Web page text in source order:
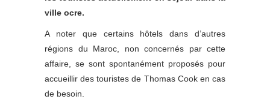
ville ocre.
A noter que certains hôtels dans d’autres
régions du Maroc, non concernés par cette
affaire, se sont spontanément proposés pour
accueillir des touristes de Thomas Cook en cas
de besoin.